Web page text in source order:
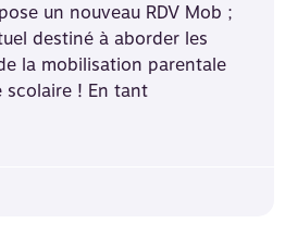
un nouveau RDV Mob ;
destiné à aborder les
la mobilisation parentale
scolaire ! En tant